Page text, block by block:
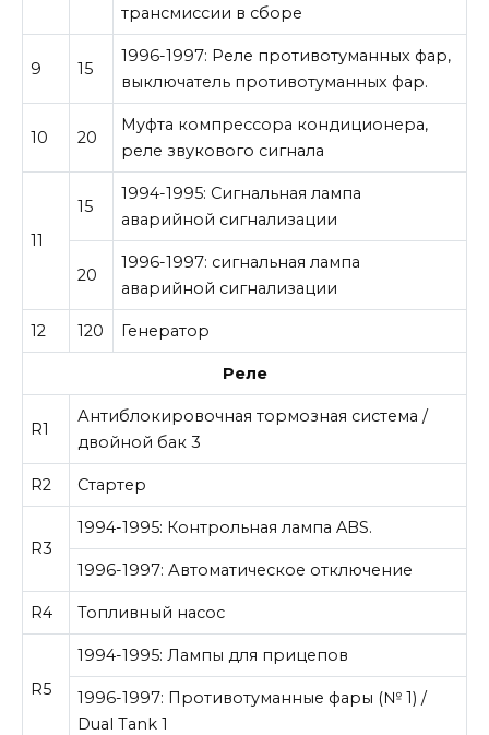
трансмиссии в сборе
9 15
1996-1997: Реле противотуманных фар,
выключатель противотуманных фар.
10 20
Муфта компрессора кондиционера,
реле звукового сигнала
11
15
1994-1995: Сигнальная лампа
аварийной сигнализации
20
1996-1997: сигнальная лампа
аварийной сигнализации
12 120 Генератор
Реле
R1
Антиблокировочная тормозная система /
двойной бак 3
R2 Стартер
R3
1994-1995: Контрольная лампа ABS.
1996-1997: Автоматическое отключение
R4 Топливный насос
R5
1994-1995: Лампы для прицепов
1996-1997: Противотуманные фары (№ 1) /
Dual Tank 1